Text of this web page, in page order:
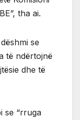
tha ai.
se
të ndërtojnë
dhe të
se “rruga